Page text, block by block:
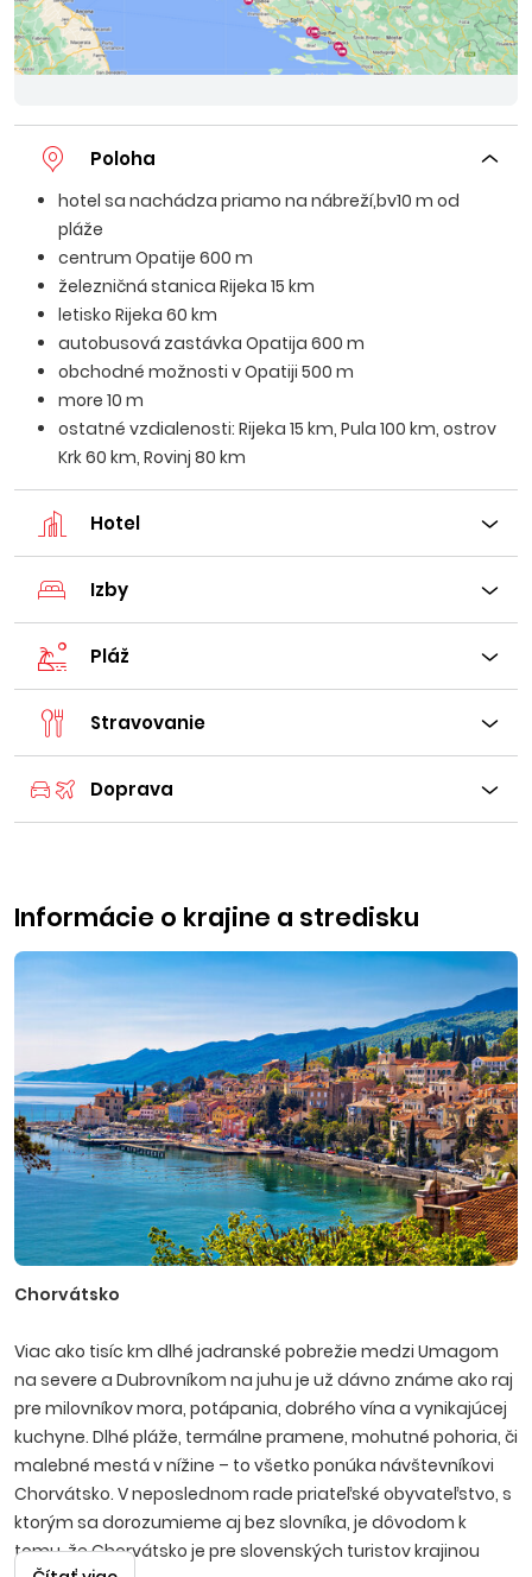
Poloha
hotel sa nachádza priamo na nábreží,bv10 m od
pláže
centrum Opatije 600 m
železničná stanica Rijeka 15 km
letisko Rijeka 60 km
autobusová zastávka Opatija 600 m
obchodné možnosti v Opatiji 500 m
more 10 m
ostatné vzdialenosti: Rijeka 15 km, Pula 100 km, ostrov
Krk 60 km, Rovinj 80 km
Hotel
Izby
Pláž
Stravovanie
Doprava
Informácie o krajine a stredisku
Chorvátsko
Viac ako tisíc km dlhé jadranské pobrežie medzi Umagom
na severe a Dubrovníkom na juhu je už dávno známe ako raj
pre milovníkov mora, potápania, dobrého vína a vynikajúcej
kuchyne. Dlhé pláže, termálne pramene, mohutné pohoria, či
malebné mestá v nížine – to všetko ponúka návštevníkovi
Chorvátsko. V neposlednom rade priateľské obyvateľstvo, s
ktorým sa dorozumieme aj bez slovníka, je dôvodom k
tomu, že Chorvátsko je pre slovenských turistov krajinou